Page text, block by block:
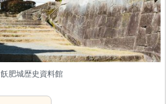
飫肥城歴史資料館